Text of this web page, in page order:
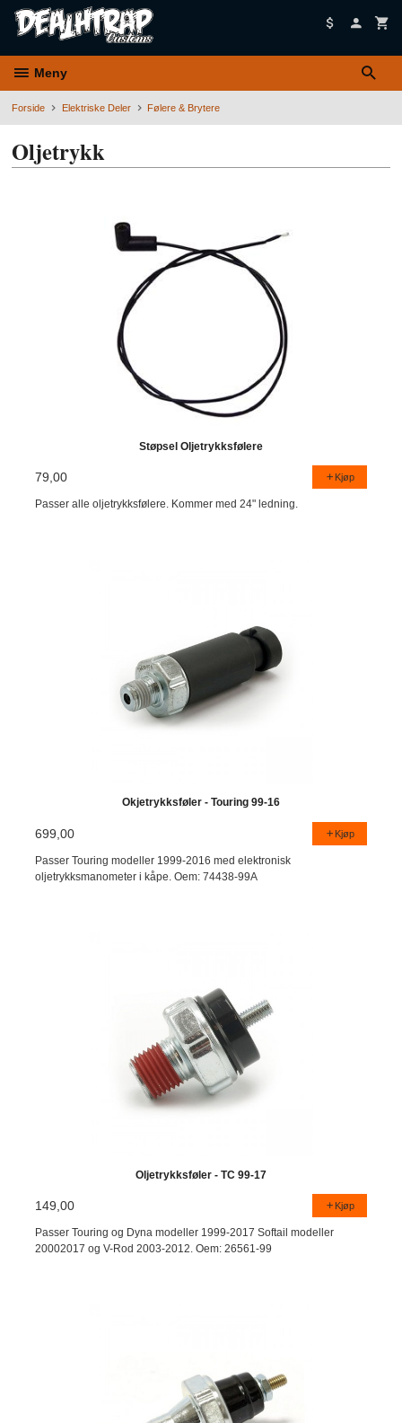
Meny
Forside Elektriske Deler Følere & Brytere
Oljetrykk
Støpsel Oljetrykksfølere
79,00 Kjøp
Passer alle oljetrykksfølere. Kommer med 24" ledning.
Okjetrykksføler - Touring 99-16
699,00 Kjøp
Passer Touring modeller 1999-2016 med elektronisk
oljetrykksmanometer i kåpe. Oem: 74438-99A
Oljetrykksføler - TC 99-17
149,00 Kjøp
Passer Touring og Dyna modeller 1999-2017 Softail modeller
20002017 og V-Rod 2003-2012. Oem: 26561-99